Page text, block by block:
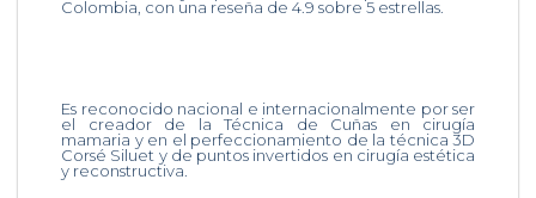
Colombia, con una reseña de 4.9 sobre 5 estrellas.
Es reconocido nacional e internacionalmente por ser
el creador de la Técnica de Cuñas en cirugía
mamaria y en el perfeccionamiento de la técnica 3D
Corsé Siluet y de puntos invertidos en cirugía estética
y reconstructiva.